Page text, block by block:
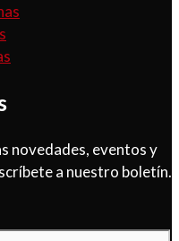
novedades, eventos y
a nuestro boletín.